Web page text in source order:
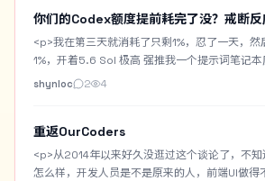
你们的Codex额度提前耗完了没？戒断反
<p>我在第三天就消耗了只剩1%，忍了一天，
1%，开着5.6 Sol 极高 强推我一个提示词笔记本
用时3小时，居然还是跑完了。但是现在还是出
Chrome一键收藏插件。支持AI优化提示词。支
段作为提示词百科词汇。也自带生图功能用来
Cloudflare R2+Worker的图床。</p> <p>今天主要是做一个AI模特的
shynloc 2 4
重返OurCoders
<p>从2014年以来好久没逛过这个谈论了，不
怎么样，开发人员是不是原来的人，前端UI做得